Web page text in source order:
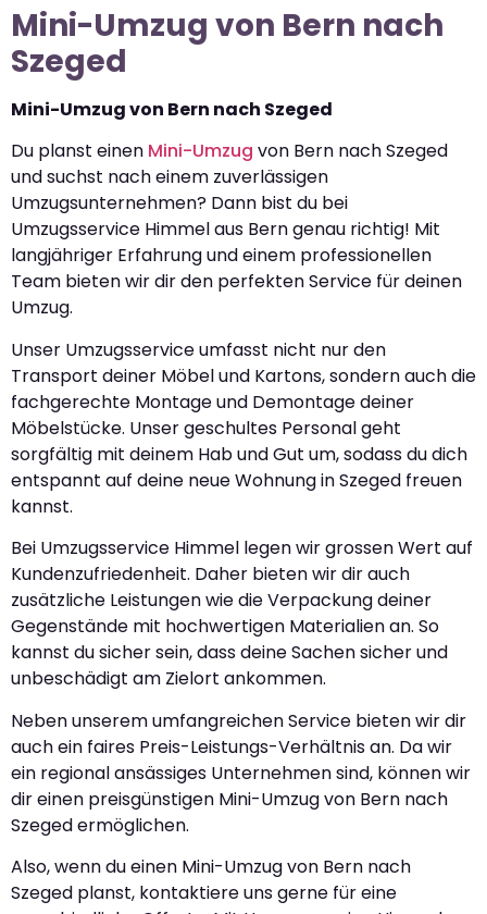
Mini-Umzug von Bern nach
Szeged
Mini-Umzug von Bern nach Szeged
Du planst einen Mini-Umzug von Bern nach Szeged
und suchst nach einem zuverlässigen
Umzugsunternehmen? Dann bist du bei
Umzugsservice Himmel aus Bern genau richtig! Mit
langjähriger Erfahrung und einem professionellen
Team bieten wir dir den perfekten Service für deinen
Umzug.
Unser Umzugsservice umfasst nicht nur den
Transport deiner Möbel und Kartons, sondern auch die
fachgerechte Montage und Demontage deiner
Möbelstücke. Unser geschultes Personal geht
sorgfältig mit deinem Hab und Gut um, sodass du dich
entspannt auf deine neue Wohnung in Szeged freuen
kannst.
Bei Umzugsservice Himmel legen wir grossen Wert auf
Kundenzufriedenheit. Daher bieten wir dir auch
zusätzliche Leistungen wie die Verpackung deiner
Gegenstände mit hochwertigen Materialien an. So
kannst du sicher sein, dass deine Sachen sicher und
unbeschädigt am Zielort ankommen.
Neben unserem umfangreichen Service bieten wir dir
auch ein faires Preis-Leistungs-Verhältnis an. Da wir
ein regional ansässiges Unternehmen sind, können wir
dir einen preisgünstigen Mini-Umzug von Bern nach
Szeged ermöglichen.
Also, wenn du einen Mini-Umzug von Bern nach
Szeged planst, kontaktiere uns gerne für eine